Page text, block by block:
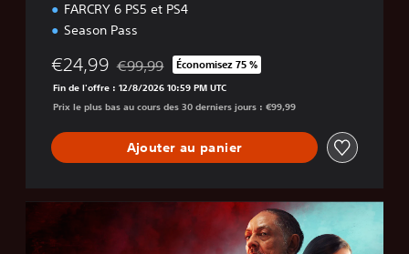
FARCRY 6 PS5 et PS4
Season Pass
€24,99 Remise par rapport au prix d'origine de €99,99
€99,99 Économisez 75 %
Fin de l'offre : 12/8/2026 10:59 PM UTC
Prix le plus bas au cours des 30 derniers jours : €99,99
Ajouter au panier
m